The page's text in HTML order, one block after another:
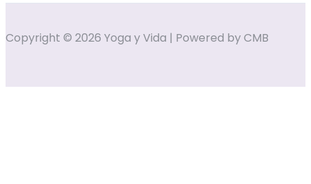
Copyright © 2026 Yoga y Vida | Powered by CMB